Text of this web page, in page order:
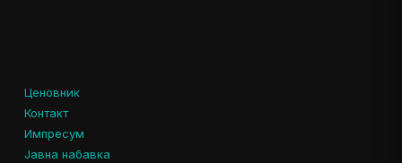
Ценовник
Контакт
Импресум
Јавна набавка